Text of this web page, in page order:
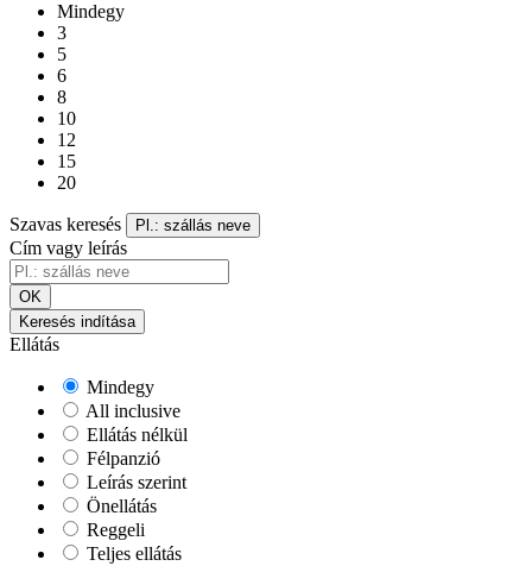
Mindegy
3
5
6
8
10
12
15
20
Szavas keresés Pl.: szállás neve
Cím vagy leírás
OK
Keresés indítása
Ellátás
Mindegy
All inclusive
Ellátás nélkül
Félpanzió
Leírás szerint
Önellátás
Reggeli
Teljes ellátás